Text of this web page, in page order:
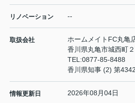
リノベーション --
取扱会社
ホームメイトFC丸亀
香川県丸亀市城西町
TEL:0877-85-8488
香川県知事 (2) 第
情報更新日 2026年08月04日